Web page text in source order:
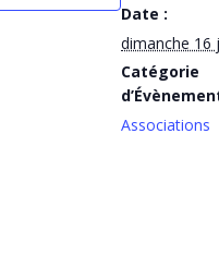
Date :
dimanche 16
Catégorie
Associations